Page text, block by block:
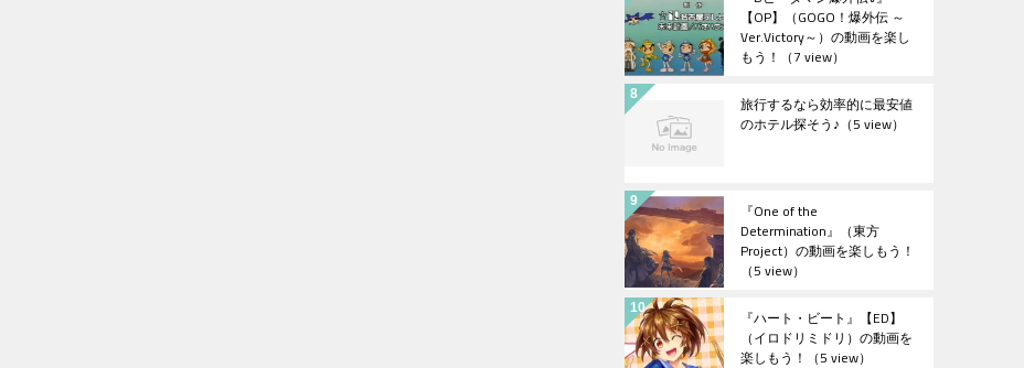
【OP】（GOGO！爆外伝 ～
Ver.Victory～）の動画を楽し
もう！ （7 view）
旅行するなら効率的に最安値
のホテル探そう♪ （5 view）
『One of the
Determination』（東方
Project）の動画を楽しもう！
（5 view）
『ハート・ビート』【ED】
（イロドリミドリ）の動画を
楽しもう！ （5 view）